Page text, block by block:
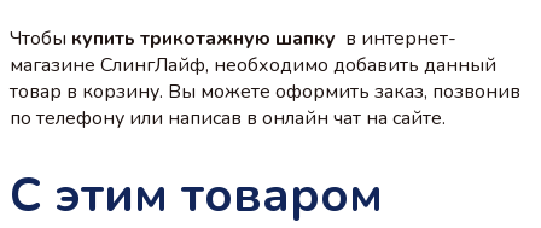
Чтобы купить трикотажную шапку в интернет-
магазине СлингЛайф, необходимо добавить данный
товар в корзину. Вы можете оформить заказ, позвонив
по телефону или написав в онлайн чат на сайте.
С этим товаром